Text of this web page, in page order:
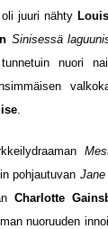
oli juuri nähty
Sinisessä
nuori
pohjautuvan
Charlotte
nuoruuden